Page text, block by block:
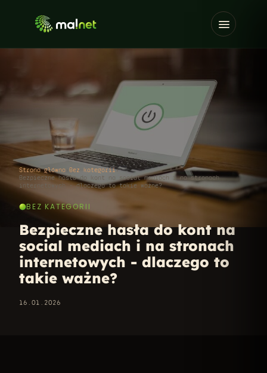
Strona główna Bez kategorii›
Bezpieczne hasła do kont na social mediach i na stronach
internetowych - dlaczego to takie ważne?
BEZ KATEGORII
Bezpieczne hasła do kont na
social mediach i na stronach
internetowych - dlaczego to
takie ważne?
16.01.2026